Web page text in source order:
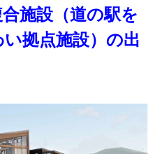
施設（道の駅を
拠点施設）の出